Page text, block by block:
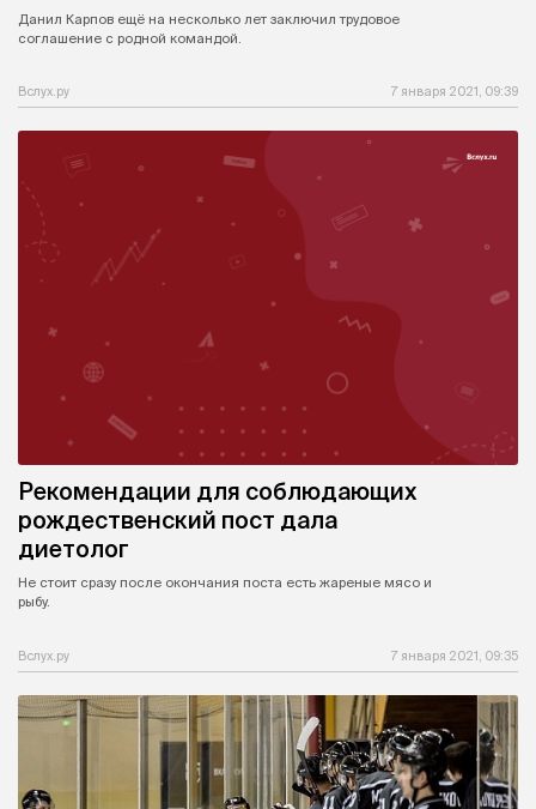
Данил Карпов ещё на несколько лет заключил трудовое
соглашение с родной командой.
Вслух.ру 7 января 2021, 09:39
Рекомендации для соблюдающих
рождественский пост дала
диетолог
Не стоит сразу после окончания поста есть жареные мясо и
рыбу.
Вслух.ру 7 января 2021, 09:35